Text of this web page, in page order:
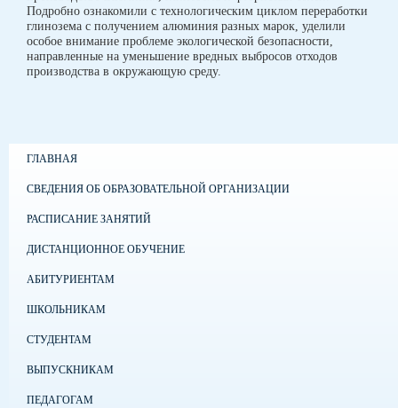
Подробно ознакомили с технологическим циклом переработки
глинозема с получением алюминия разных марок, уделили
особое внимание проблеме экологической безопасности,
направленные на уменьшение вредных выбросов отходов
производства в окружающую среду.
ГЛАВНАЯ
СВЕДЕНИЯ ОБ ОБРАЗОВАТЕЛЬНОЙ ОРГАНИЗАЦИИ
РАСПИСАНИЕ ЗАНЯТИЙ
ДИСТАНЦИОННОЕ ОБУЧЕНИЕ
АБИТУРИЕНТАМ
ШКОЛЬНИКАМ
СТУДЕНТАМ
ВЫПУСКНИКАМ
ПЕДАГОГАМ